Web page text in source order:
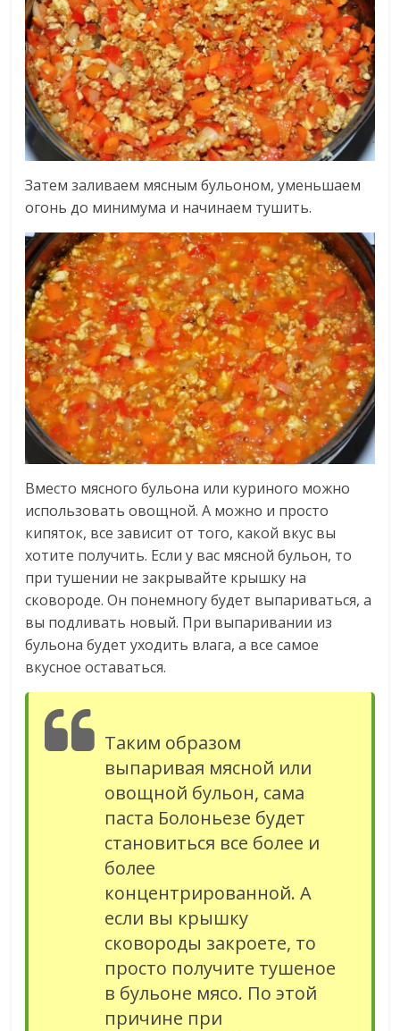
Затем заливаем мясным бульоном, уменьшаем
огонь до минимума и начинаем тушить.
Вместо мясного бульона или куриного можно
использовать овощной. А можно и просто
кипяток, все зависит от того, какой вкус вы
хотите получить. Если у вас мясной бульон, то
при тушении не закрывайте крышку на
сковороде. Он понемногу будет выпариваться, а
вы подливать новый. При выпаривании из
бульона будет уходить влага, а все самое
вкусное оставаться.
Таким образом
выпаривая мясной или
овощной бульон, сама
паста Болоньезе будет
становиться все более и
более
концентрированной. А
если вы крышку
сковороды закроете, то
просто получите тушеное
в бульоне мясо. По этой
причине при